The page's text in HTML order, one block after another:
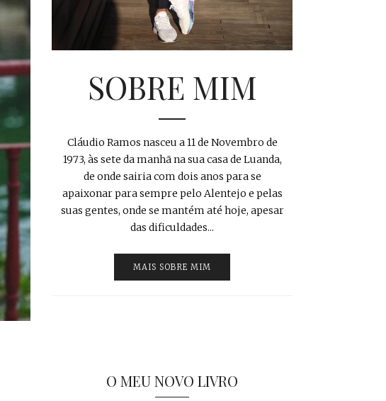
SOBRE MIM
Cláudio Ramos nasceu a 11 de Novembro de
1973, às sete da manhã na sua casa de Luanda,
de onde sairia com dois anos para se
apaixonar para sempre pelo Alentejo e pelas
suas gentes, onde se mantém até hoje, apesar
das dificuldades...
MAIS SOBRE MIM
O MEU NOVO LIVRO